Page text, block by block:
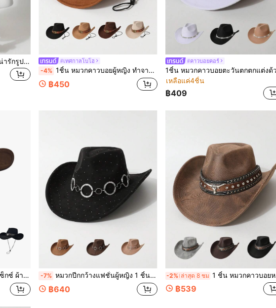
1 ชิ้น หมวกบีนนี่ถักมือรูปหูหมีน่ารักรูปแมงกะพรุนสำหรับผู้หญิง, ฤดูใบไม้ร่วง/ฤดูหนาว ใหม่ พังก์หวาน Y2K นุ่มหนาอบอุ่น ป้องกันหู หมวกถัก, แฟชั่นหลากสีสันหลากหลาย, ฤดูร้อน, ชายหาด, วันหยุด, ท่องเที่ยว #เทศกาลโบโฮ
-4% 1ชิ้น หมวกคาวบอยผู้หญิง ทำจากหนังวัวและกำมะหยี่ สไตล์ตะวันตก แฟชั่นมินิมอลยูนิเซ็กซ์ หมวกแจ๊ส เหมาะสำหรับสวมใส่ประจำวัน งานปาร์ตี้ งานเทศกาลธีมตะวันตก คอสเพลย์ เทศกาลดนตรี
฿450
#คาวบอยคอร์
เหลือแค่4ชิ้น
฿409
ญา งานแสดงหน้ากาก งานเทศกาล วันเกิด เทศกาลดนตรี การเดินป่า -7% หมวกปีกกว้างแฟชั่นผู้หญิง 1 ชิ้น ลายดาวประดับไรน์สโตนพร้อมโซ่กลม ผ้าเดนิม ทรงวินเทจสไตล์เวสเทิร์น วัสดุหนังกลับเกรดพรีเมียม ดีไซน์เท่เก๋ไม่ซ้ำใคร เหมาะสำหรับปาร์ตี้ งานธีมเวสเทิร์น งานสังสรรค์ คอสเพลย์ พิธีรับปริญญา งานมาสเคอเรด เทศกาล งานฉลองวันเกิด คอนเสิร์ตดนตรี ท่องเที่ยว และเดินป่า
฿640
-2% ล่าสุด 8 ชม 1 ชิ้น หมวกคาวบอยหนัง PU คุณภาพสูงสำหรับผู้หญิง, สไตล์ตะวันตกใหม่ทันสมัย, หมวกแจ๊ส ยูนิเซกส์, เหมาะสำหรับสวมใส่ในชีวิตประจำวัน, งานอีเวนต์ธีมตะวันตก, ปาร์ตี้, เทศกาล, เทศกาลดนตรี, ฤดูร้อน, ชายหาด, วันหยุด, การเดินทาง
฿539